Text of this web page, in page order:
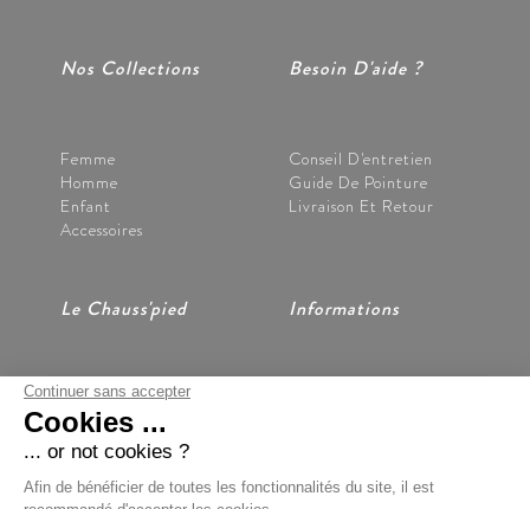
Nos Collections
Femme
Homme
Enfant
Accessoires
Besoin D'aide ?
Conseil D'entretien
Guide De Pointure
Livraison Et Retour
Le Chauss'pied
Nos Magasins
Notre Histoire
Nous Contacter
Informations
Continuer sans accepter
Cookies ...
... or not cookies ?
Afin de bénéficier de toutes les fonctionnalités du site, il est